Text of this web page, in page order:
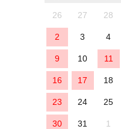
26 27 28
2 3 4
9 10 11
16 17 18
23 24 25
30 31 1